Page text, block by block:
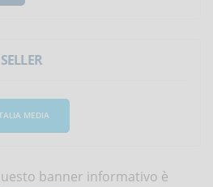
MEDIA
banner informativo è